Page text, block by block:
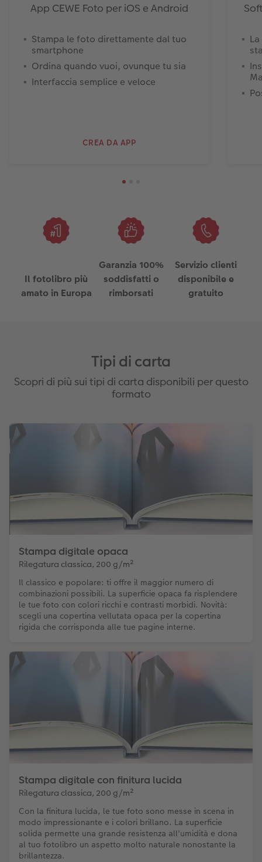
App CEWE Foto per iOS e Android
Stampa le foto direttamente dal tuo
smartphone
Ordina quando vuoi, ovunque tu sia
Interfaccia semplice e veloce
CREA DA APP
Il fotolibro più
amato in Europa
Garanzia 100%
soddisfatti o
rimborsati
Servizio clienti
disponibile e
gratuito
Tipi di carta
Scopri di più sui tipi di carta disponibili per questo
formato
Stampa digitale opaca
Rilegatura classica, 200 g/m²
Il classico e popolare: ti offre il maggior numero di
combinazioni possibili. La superficie opaca fa risplendere
le tue foto con colori ricchi e contrasti morbidi. Novità:
scegli una copertina vellutata opaca per la copertina
rigida che corrisponda alle tue pagine interne.
Stampa digitale con finitura lucida
Rilegatura classica, 200 g/m²
Con la finitura lucida, le tue foto sono messe in scena in
modo impressionante e i colori brillano. La superficie
solida permette una grande resistenza all'umidità e dona
al tuo fotolibro un aspetto molto naturale nonostante la
brillantezza.